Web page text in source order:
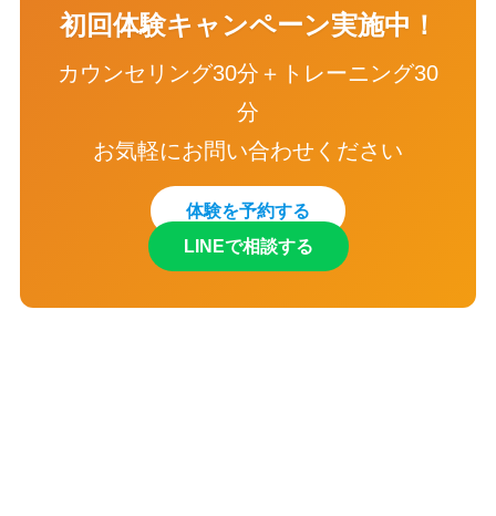
初回体験キャンペーン実施中！
カウンセリング30分＋トレーニング30
分
お気軽にお問い合わせください
体験を予約する
LINEで相談する